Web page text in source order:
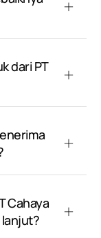
dari PT
Cahaya